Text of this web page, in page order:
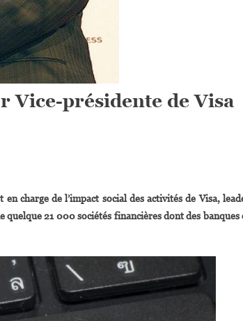
Vice-présidente de Visa
charge de l’impact social des activités de Visa,
21 000 sociétés financières dont des banques